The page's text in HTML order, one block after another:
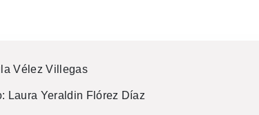
Vélez Villegas
Laura Yeraldin Flórez Díaz